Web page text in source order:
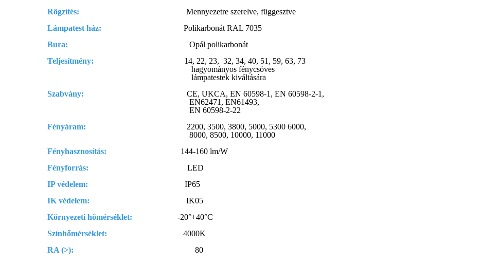
Rögzítés: Mennyezetre szerelve, függesztve
Lámpatest ház:
Polikarbonát RAL 7035
Bura:
Opál polikarbonát
Teljesítmény:
14, 22, 23, 32, 34, 40, 51, 59, 63, 73
hagyományos fénycsöves
lámpatestek kiváltására
Szabvány:
CE, UKCA, EN 60598-1, EN 60598-2-1,
EN62471, EN61493,
EN 60598-2-22
Fényáram:
2200, 3500, 3800, 5000, 5300 6000,
8000, 8500, 10000, 11000
Fényhasznosítás: 144-160 lm/W
Fényforrás:
LED
IP védelem:
IP65
IK védelem:
IK05
Környezeti hőmérséklet:
-20°+40°C
Színhőmérséklet:
4000K
RA (>):
80